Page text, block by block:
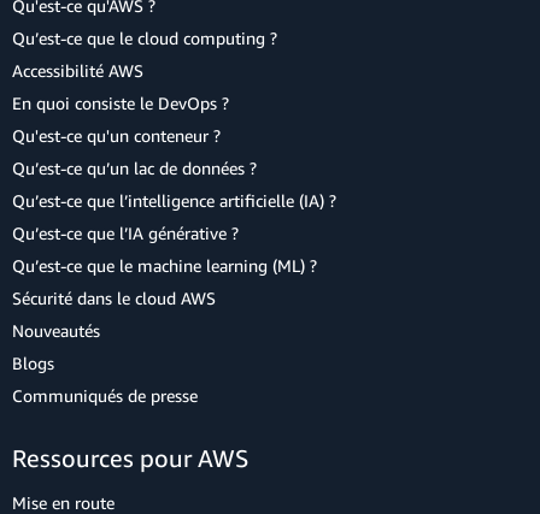
Qu'est-ce qu'AWS ?
Qu’est-ce que le cloud computing ?
Accessibilité AWS
En quoi consiste le DevOps ?
Qu'est-ce qu'un conteneur ?
Qu’est-ce qu’un lac de données ?
Qu’est-ce que l’intelligence artificielle (IA) ?
Qu’est-ce que l’IA générative ?
Qu’est-ce que le machine learning (ML) ?
Sécurité dans le cloud AWS
Nouveautés
Blogs
Communiqués de presse
Ressources pour AWS
Mise en route